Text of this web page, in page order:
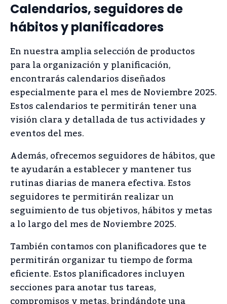
Calendarios, seguidores de
hábitos y planificadores
En nuestra amplia selección de productos
para la organización y planificación,
encontrarás calendarios diseñados
especialmente para el mes de Noviembre 2025.
Estos calendarios te permitirán tener una
visión clara y detallada de tus actividades y
eventos del mes.
Además, ofrecemos seguidores de hábitos, que
te ayudarán a establecer y mantener tus
rutinas diarias de manera efectiva. Estos
seguidores te permitirán realizar un
seguimiento de tus objetivos, hábitos y metas
a lo largo del mes de Noviembre 2025.
También contamos con planificadores que te
permitirán organizar tu tiempo de forma
eficiente. Estos planificadores incluyen
secciones para anotar tus tareas,